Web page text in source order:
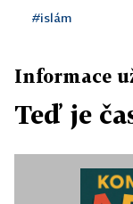
#islám
Informace
Teď je